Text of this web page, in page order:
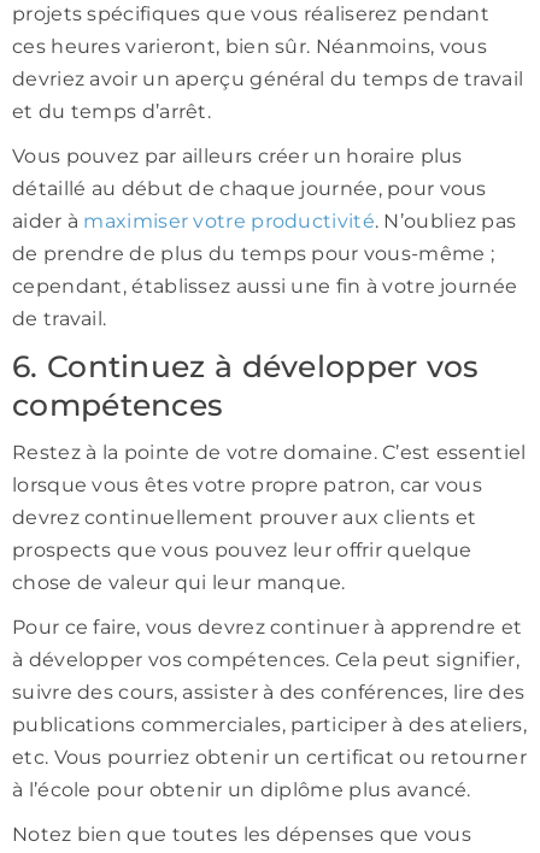
projets spécifiques que vous réaliserez pendant
ces heures varieront, bien sûr. Néanmoins, vous
devriez avoir un aperçu général du temps de travail
et du temps d’arrêt.
Vous pouvez par ailleurs créer un horaire plus
détaillé au début de chaque journée, pour vous
aider à maximiser votre productivité. N’oubliez pas
de prendre de plus du temps pour vous-même ;
cependant, établissez aussi une fin à votre journée
de travail.
6. Continuez à développer vos
compétences
Restez à la pointe de votre domaine. C’est essentiel
lorsque vous êtes votre propre patron, car vous
devrez continuellement prouver aux clients et
prospects que vous pouvez leur offrir quelque
chose de valeur qui leur manque.
Pour ce faire, vous devrez continuer à apprendre et
à développer vos compétences. Cela peut signifier,
suivre des cours, assister à des conférences, lire des
publications commerciales, participer à des ateliers,
etc. Vous pourriez obtenir un certificat ou retourner
à l’école pour obtenir un diplôme plus avancé.
Notez bien que toutes les dépenses que vous